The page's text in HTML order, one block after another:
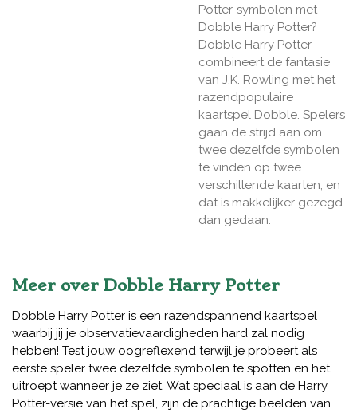
Potter-symbolen met
Dobble Harry Potter?
Dobble Harry Potter
combineert de fantasie
van J.K. Rowling met het
razendpopulaire
kaartspel Dobble. Spelers
gaan de strijd aan om
twee dezelfde symbolen
te vinden op twee
verschillende kaarten, en
dat is makkelijker gezegd
dan gedaan.
Meer over Dobble Harry Potter
Dobble Harry Potter is een razendspannend kaartspel
waarbij jij je observatievaardigheden hard zal nodig
hebben! Test jouw oogreflexend terwijl je probeert als
eerste speler twee dezelfde symbolen te spotten en het
uitroept wanneer je ze ziet. Wat speciaal is aan de Harry
Potter-versie van het spel, zijn de prachtige beelden van